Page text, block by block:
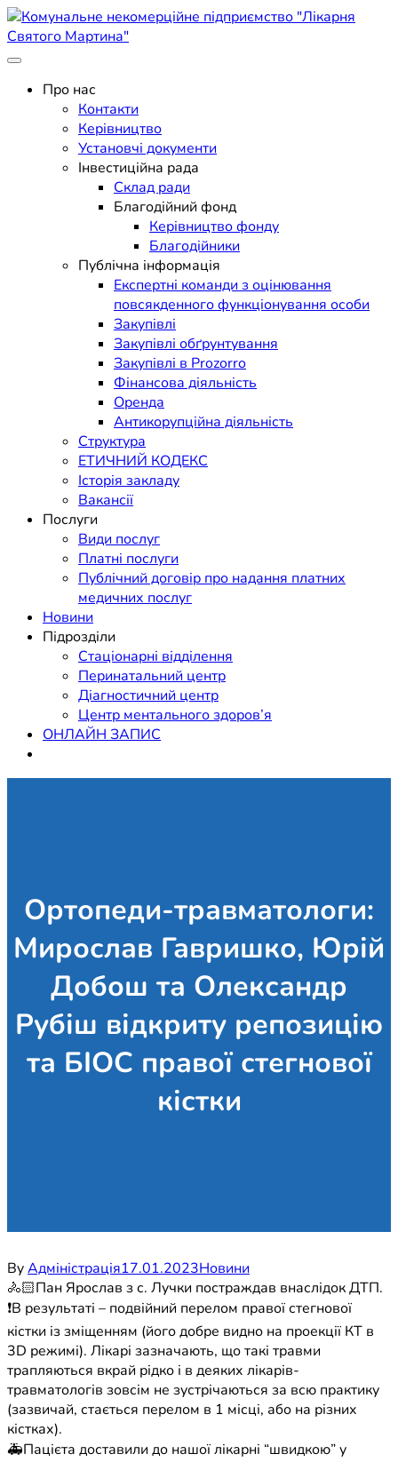
Skip
to
content
Комунальне некомерційне
підприємство "Лікарня
Святого Мартина"
Поліклініка Мукачево
Про нас
Контакти
Керівництво
Установчі документи
Інвестиційна рада
Склад ради
Благодійний фонд
Керівництво фонду
Благодійники
Публічна інформація
Експертні команди з оцінювання
повсякденного функціонування особи
Закупівлі
Закупівлі обґрунтування
Закупівлі в Prozorro
Фінансова діяльність
Оренда
Антикорупційна діяльність
Структура
ЕТИЧНИЙ КОДЕКС
Історія закладу
Вакансії
Послуги
Види послуг
Платні послуги
Публічний договір про надання платних
медичних послуг
Новини
Підрозділи
Стаціонарні відділення
Перинатальний центр
Діагностичний центр
Центр ментального здоров’я
ОНЛАЙН ЗАПИС
Ортопеди-травматологи:
Мирослав Гавришко, Юрій
Добош та Олександр
Рубіш відкриту репозицію
та БІОС правої стегнової
кістки
ByАдміністрація17.01.2023Новини
🚴🏻Пан Ярослав з с. Лучки постраждав внаслідок ДТП.
❗️В результаті – подвійний перелом правої стегнової
кістки із зміщенням (його добре видно на проекції КТ в
3D режимі). Лікарі зазначають, що такі травми
трапляються вкрай рідко і в деяких лікарів-
травматологів зовсім не зустрічаються за всю практику
(зазвичай, стається перелом в 1 місці, або на різних
кістках).
🚑Пацієта доставили до нашої лікарні “швидкою” у